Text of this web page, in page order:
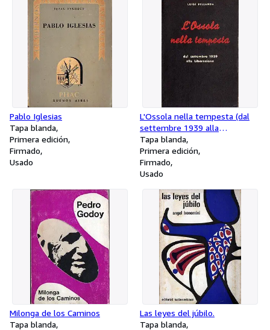
Pablo Iglesias
Tapa blanda
Primera edición
Firmado
Usado
L'Ossola nella tempesta (dal
settembre 1939 alla
Liberazione)
Tapa blanda
Primera edición
Firmado
Usado
Milonga de los Caminos
Tapa blanda
Las leyes del júbilo.
Tapa blanda